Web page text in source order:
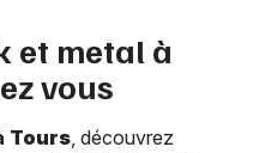
et metal à
vous
Tours, découvrez